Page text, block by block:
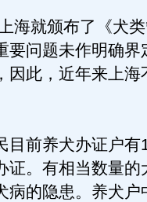
就颁布了《犬类
要问题未作明确界
因此，近年来上海
前养犬办证户有
证。有相当数量的
病的隐患。养犬户